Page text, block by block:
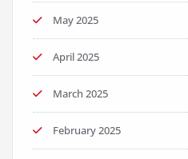
May 2025
April 2025
March 2025
February 2025